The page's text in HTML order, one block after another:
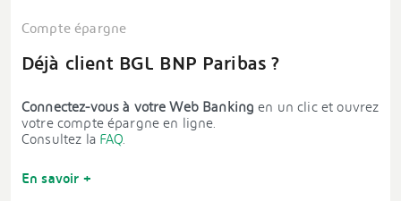
Compte épargne
Déjà client BGL BNP Paribas ?
Connectez-vous à votre Web Banking en un clic et ouvrez
votre compte épargne en ligne.
Consultez la FAQ.
En savoir +